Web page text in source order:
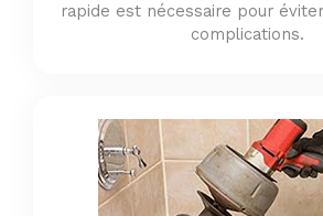
rapide est nécessaire pour
complications.